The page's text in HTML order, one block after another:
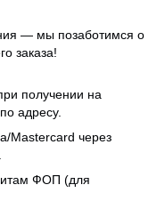
— мы позаботимся о
заказа!
получении на
адресу.
Mastercard через
ФОП (для